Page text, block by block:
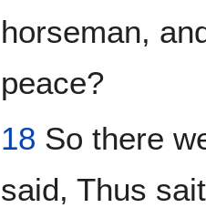
horseman,
peace?
18 So there
said, Thus